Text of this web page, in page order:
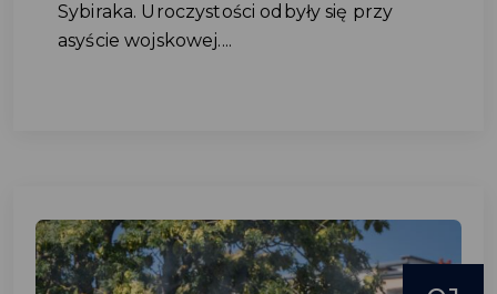
Sybiraka. Uroczystości odbyły się przy
asyście wojskowej....